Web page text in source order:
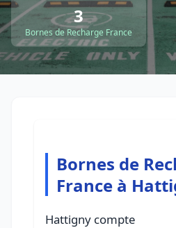
3
Bornes de Recharge France
Bornes de
France à
Hattigny compte